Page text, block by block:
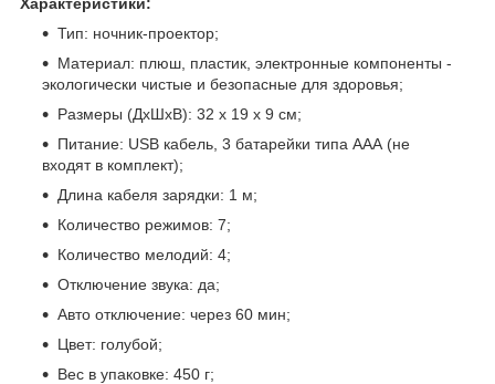
Тип: ночник-проектор;
Материал: плюш, пластик, электронные компоненты -
экологически чистые и безопасные для здоровья;
Размеры (ДхШхВ): 32 х 19 х 9 см;
Питание: USB кабель, 3 батарейки типа ААА (не
входят в комплект);
Длина кабеля зарядки: 1 м;
Количество режимов: 7;
Количество мелодий: 4;
Отключение звука: да;
Авто отключение: через 60 мин;
Цвет: голубой;
Вес в упаковке: 450 г;